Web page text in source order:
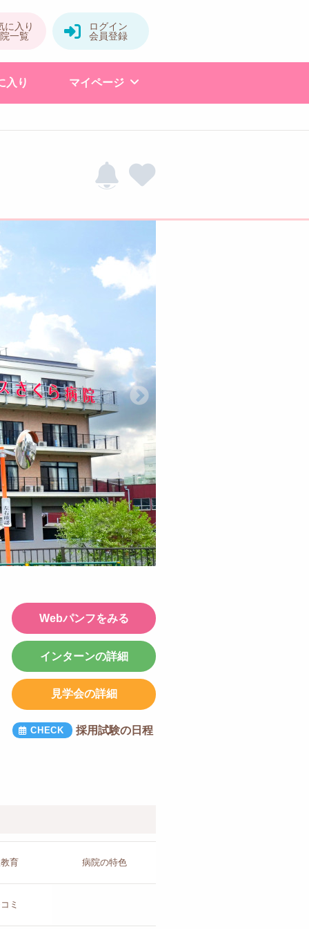
入り マイページ
Webパンフをみる
インターンの詳細
見学会の詳細
採用試験の日程
育 病院の特色
ミ